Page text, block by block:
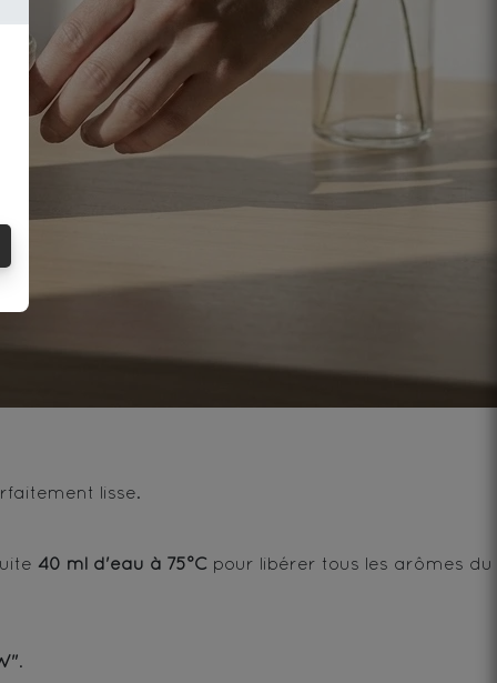
lisse.
40 ml d'eau à 75°C pour libérer tous les arômes du
.